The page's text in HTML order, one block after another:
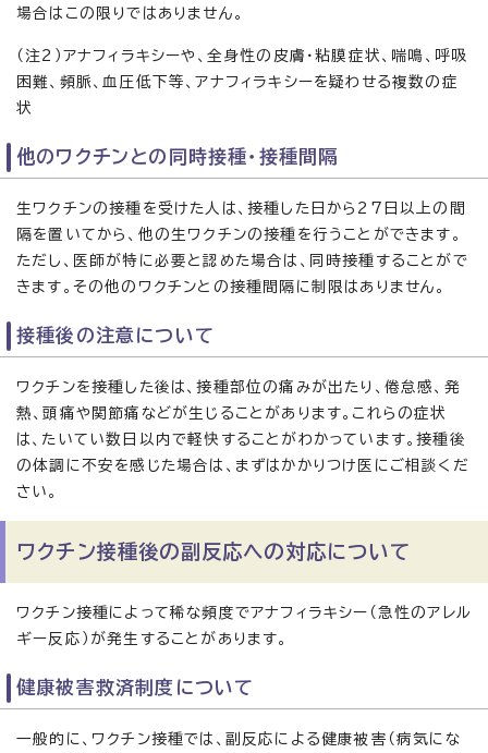
場合はこの限りではありません。
（注2）アナフィラキシーや、全身性の皮膚・粘膜症状、喘鳴、呼吸
困難、頻脈、血圧低下等、アナフィラキシーを疑わせる複数の症
状
他のワクチンとの同時接種・接種間隔
生ワクチンの接種を受けた人は、接種した日から27日以上の間
隔を置いてから、他の生ワクチンの接種を行うことができます。
ただし、医師が特に必要と認めた場合は、同時接種することがで
きます。その他のワクチンとの接種間隔に制限はありません。
接種後の注意について
ワクチンを接種した後は、接種部位の痛みが出たり、倦怠感、発
熱、頭痛や関節痛などが生じることがあります。これらの症状
は、たいてい数日以内で軽快することがわかっています。接種後
の体調に不安を感じた場合は、まずはかかりつけ医にご相談くだ
さい。
ワクチン接種後の副反応への対応について
ワクチン接種によって稀な頻度でアナフィラキシー（急性のアレル
ギー反応）が発生することがあります。
健康被害救済制度について
一般的に、ワクチン接種では、副反応による健康被害（病気にな